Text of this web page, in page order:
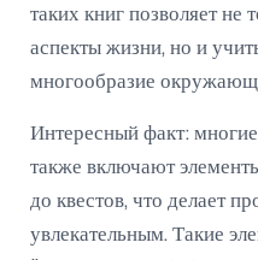
таких книг позволяет не
аспекты жизни, но и
многообразие
Интересный факт: многие
также включают
до квестов, что делает
увлекательным. Такие